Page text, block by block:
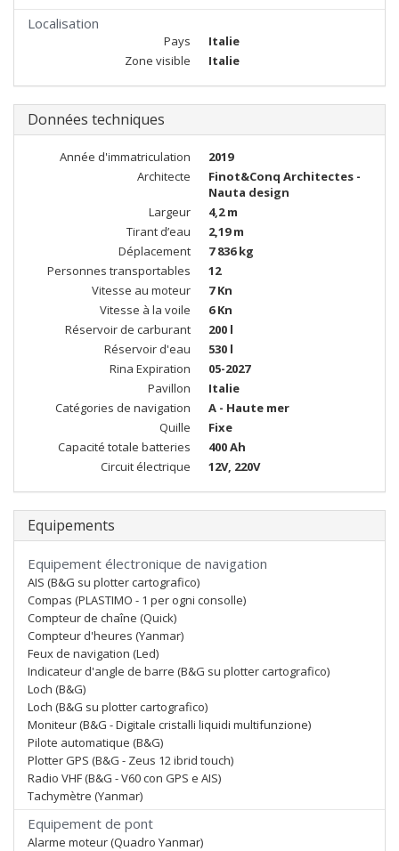
Localisation
Pays
Italie
Zone visible
Italie
Données techniques
Année d'immatriculation
2019
Architecte
Finot&Conq Architectes -
Nauta design
Largeur
4,2 m
Tirant d’eau
2,19 m
Déplacement
7 836 kg
Personnes transportables
12
Vitesse au moteur
7 Kn
Vitesse à la voile
6 Kn
Réservoir de carburant
200 l
Réservoir d'eau
530 l
Rina Expiration
05-2027
Pavillon
Italie
Catégories de navigation
A - Haute mer
Quille
Fixe
Capacité totale batteries
400 Ah
Circuit électrique
12V, 220V
Equipements
Equipement électronique de navigation
AIS (B&G su plotter cartografico)
Compas (PLASTIMO - 1 per ogni consolle)
Compteur de chaîne (Quick)
Compteur d'heures (Yanmar)
Feux de navigation (Led)
Indicateur d'angle de barre (B&G su plotter cartografico)
Loch (B&G)
Loch (B&G su plotter cartografico)
Moniteur (B&G - Digitale cristalli liquidi multifunzione)
Pilote automatique (B&G)
Plotter GPS (B&G - Zeus 12 ibrid touch)
Radio VHF (B&G - V60 con GPS e AIS)
Tachymètre (Yanmar)
Equipement de pont
Alarme moteur (Quadro Yanmar)